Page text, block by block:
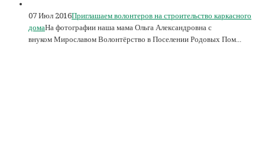
07 Июл 2016Приглашаем волонтеров на строительство каркасного
домаНа фотографии наша мама Ольга Александровна с
внуком Мирославом Волонтёрство в Поселении Родовых Пом...